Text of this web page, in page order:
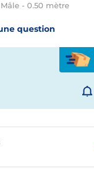
Mâle - 0.50 mètre
question